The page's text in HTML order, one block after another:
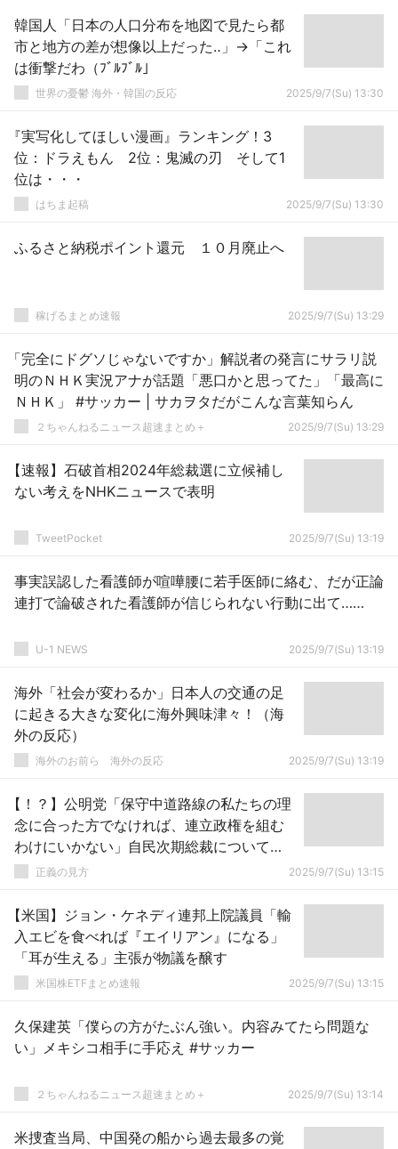
韓国人「日本の人口分布を地図で見たら都
市と地方の差が想像以上だった‥」→「これ
は衝撃だわ（ﾌﾞﾙﾌﾞﾙ」
世界の憂鬱 海外・韓国の反応 2025/9/7(Su) 13:30
『実写化してほしい漫画』ランキング！3
位：ドラえもん 2位：鬼滅の刃 そして1
位は・・・
はちま起稿 2025/9/7(Su) 13:30
ふるさと納税ポイント還元 １０月廃止へ
稼げるまとめ速報 2025/9/7(Su) 13:29
「完全にドグソじゃないですか」解説者の発言にサラリ説
明のＮＨＫ実況アナが話題「悪口かと思ってた」「最高に
ＮＨＫ」 #サッカー | サカヲタだがこんな言葉知らん
２ちゃんねるニュース超速まとめ＋ 2025/9/7(Su) 13:29
【速報】石破首相2024年総裁選に立候補し
ない考えをNHKニュースで表明
TweetPocket 2025/9/7(Su) 13:19
事実誤認した看護師が喧嘩腰に若手医師に絡む、だが正論
連打で論破された看護師が信じられない行動に出て……
U-1 NEWS 2025/9/7(Su) 13:19
海外「社会が変わるか」日本人の交通の足
に起きる大きな変化に海外興味津々！（海
外の反応）
海外のお前ら 海外の反応 2025/9/7(Su) 13:19
【！？】公明党「保守中道路線の私たちの理
念に合った方でなければ、連立政権を組む
わけにいかない」自民次期総裁について
（会見動画）
正義の見方 2025/9/7(Su) 13:15
【米国】ジョン・ケネディ連邦上院議員「輸
入エビを食べれば『エイリアン』になる」
「耳が生える」主張が物議を醸す
米国株ETFまとめ速報 2025/9/7(Su) 13:15
久保建英「僕らの方がたぶん強い。内容みてたら問題な
い」メキシコ相手に手応え #サッカー
２ちゃんねるニュース超速まとめ＋ 2025/9/7(Su) 13:14
米捜査当局、中国発の船から過去最多の覚